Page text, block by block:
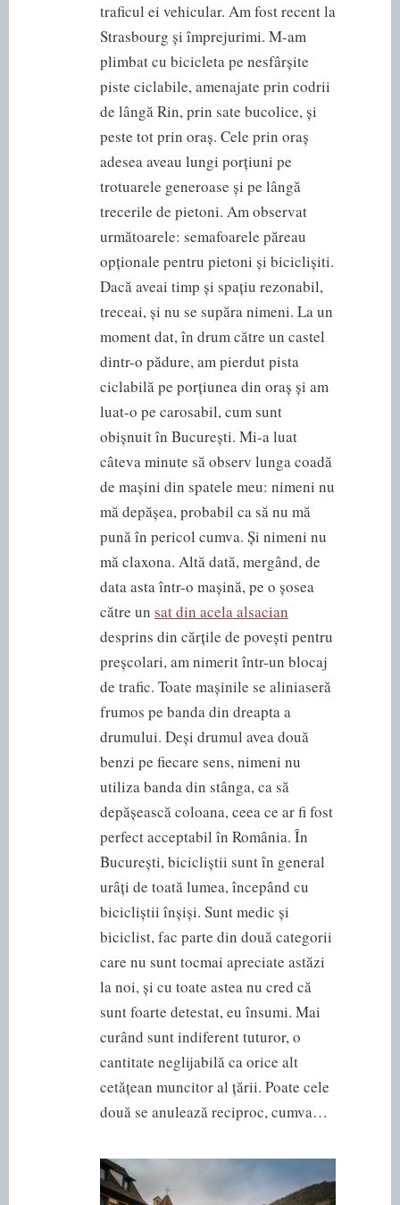
traficul ei vehicular. Am fost recent la
Strasbourg și împrejurimi. M-am
plimbat cu bicicleta pe nesfârșite
piste ciclabile, amenajate prin codrii
de lângă Rin, prin sate bucolice, și
peste tot prin oraș. Cele prin oraș
adesea aveau lungi porțiuni pe
trotuarele generoase și pe lângă
trecerile de pietoni. Am observat
următoarele: semafoarele păreau
opționale pentru pietoni și biciclișiti.
Dacă aveai timp și spațiu rezonabil,
treceai, și nu se supăra nimeni. La un
moment dat, în drum către un castel
dintr-o pădure, am pierdut pista
ciclabilă pe porțiunea din oraș și am
luat-o pe carosabil, cum sunt
obișnuit în București. Mi-a luat
câteva minute să observ lunga coadă
de mașini din spatele meu: nimeni nu
mă depășea, probabil ca să nu mă
pună în pericol cumva. Și nimeni nu
mă claxona. Altă dată, mergând, de
data asta într-o mașină, pe o șosea
către un sat din acela alsacian
desprins din cărțile de povești pentru
preșcolari, am nimerit într-un blocaj
de trafic. Toate mașinile se aliniaseră
frumos pe banda din dreapta a
drumului. Deși drumul avea două
benzi pe fiecare sens, nimeni nu
utiliza banda din stânga, ca să
depășească coloana, ceea ce ar fi fost
perfect acceptabil în România. În
București, bicicliștii sunt în general
urâți de toată lumea, începând cu
bicicliștii înșiși. Sunt medic și
biciclist, fac parte din două categorii
care nu sunt tocmai apreciate astăzi
la noi, și cu toate astea nu cred că
sunt foarte detestat, eu însumi. Mai
curând sunt indiferent tuturor, o
cantitate neglijabilă ca orice alt
cetățean muncitor al țării. Poate cele
două se anulează reciproc, cumva…